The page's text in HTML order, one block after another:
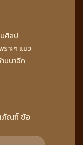
ศิลป
าะๆ แนว
นนาอีก
ภัณฑ์ ข้อ